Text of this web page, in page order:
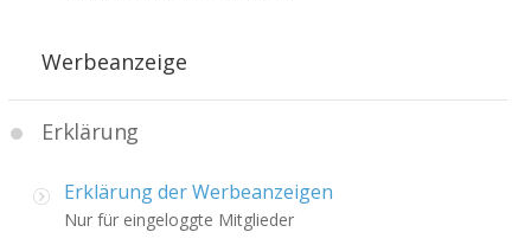
Werbeanzeige
Erklärung
Erklärung der Werbeanzeigen
Nur für eingeloggte Mitglieder